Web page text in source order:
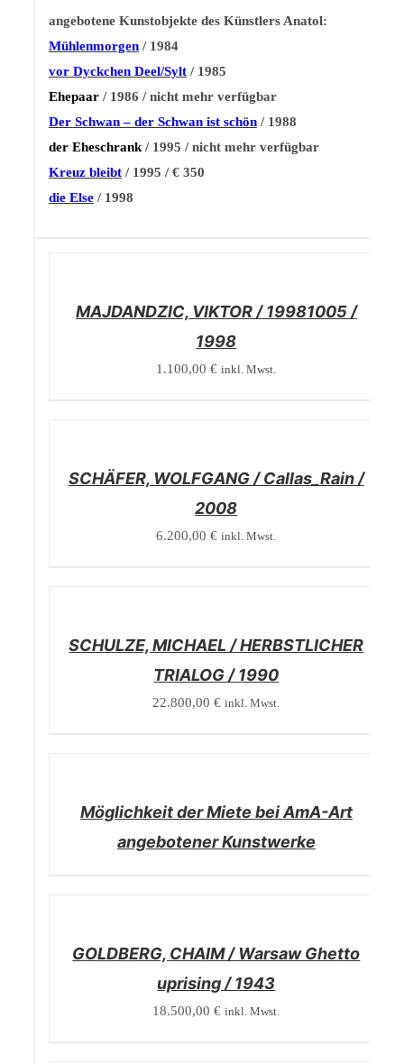
angebotene Kunstobjekte des Künstlers Anatol:
Mühlenmorgen/ 1984
vor Dyckchen Deel/Sylt/ 1985
Ehepaar/ 1986 / nicht mehr verfügbar
Der Schwan – der Schwan ist schön/ 1988
der Eheschrank/ 1995 / nicht mehr verfügbar
Kreuz bleibt/ 1995 / € 350
die Else/ 1998
MAJDANDZIC, VIKTOR / 19981005 /
1998
1.100,00€ inkl. Mwst.
SCHÄFER, WOLFGANG / Callas_Rain /
2008
6.200,00€ inkl. Mwst.
SCHULZE, MICHAEL / HERBSTLICHER
TRIALOG / 1990
22.800,00€ inkl. Mwst.
Möglichkeit der Miete bei AmA-Art
angebotener Kunstwerke
GOLDBERG, CHAIM / Warsaw Ghetto
uprising / 1943
18.500,00€ inkl. Mwst.